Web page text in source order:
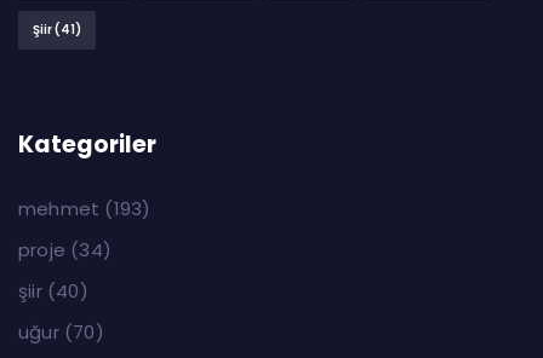
Şiir(41)
Kategoriler
mehmet (193)
proje (34)
şiir(40)
uğur(70)